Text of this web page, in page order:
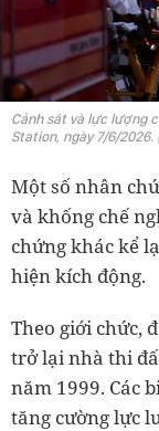
Cảnh sát và lực lượng
Station, ngày 7/6/2026.
Một số nhân
và khống chế
chứng khác kể
hiện kích động.
Theo giới chức,
trở lại nhà thi
năm 1999. Các
tăng cường lực